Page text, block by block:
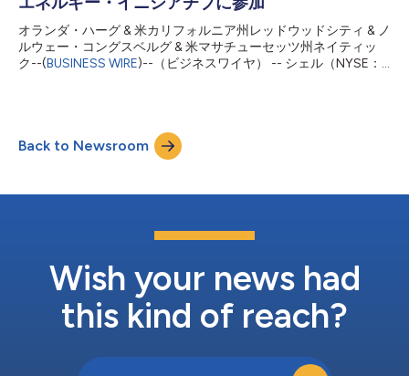
成できるように、地球上の最高の頭脳を参集して、革新的なAIの
開発に取り組んでいます。」 C3.ai DTIの共同ディレクターを務
め、カリフォルニア大学バークレー校でサイバーセキュリティー
分野の研究を専門とするS. Shankar Sastryは、次のように語って
オランダ・ハーグ & 米カリフォルニア州レッドウッドシティ & ノ
ルウェー・コングスベルグ & 米マサチューセッツ州ネイティッ
ク--(BUSINESS WIRE)--（ビジネスワイヤ） -- シェル（NYSE：
よびプロセス業界を対象とし、この種のものとして初の人工知能
（AI）ベース・ソリューションのオープンなエコシステムです。
OAIは、C3 AI、シェル、ベーカー・ヒューズ、マイクロソフトが
ワークスは、OAIに参加する最初の独立系ソフトウエア・ベンダ
エネルギー業界のさらなる変革を支援します。コングスベルグ・
デジタルは、海運、石油・ガス、公益の顧客に次世代ソフトウエ
アで安全性を向上させ、コストを削減して、時間を短縮できる
Back to Newsroom
Wish your news had
this kind of reach?